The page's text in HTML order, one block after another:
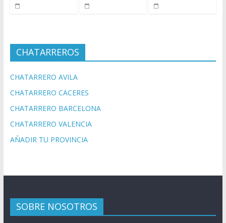
CHATARREROS
CHATARRERO AVILA
CHATARRERO CACERES
CHATARRERO BARCELONA
CHATARRERO VALENCIA
AÑADIR TU PROVINCIA
SOBRE NOSOTROS